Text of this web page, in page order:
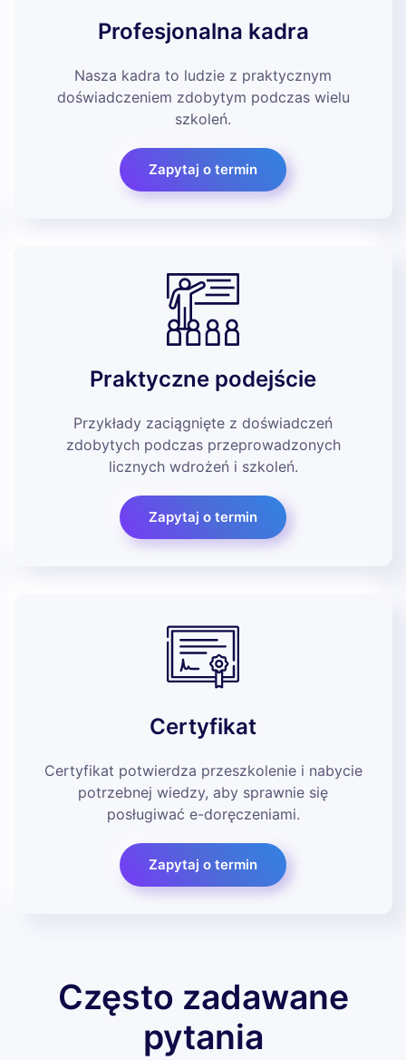
Profesjonalna kadra
Nasza kadra to ludzie z praktycznym
doświadczeniem zdobytym podczas wielu
szkoleń.
Zapytaj o termin
Praktyczne podejście
Przykłady zaciągnięte z doświadczeń
zdobytych podczas przeprowadzonych
licznych wdrożeń i szkoleń.
Zapytaj o termin
Certyfikat
Certyfikat potwierdza przeszkolenie i nabycie
potrzebnej wiedzy, aby sprawnie się
posługiwać e-doręczeniami.
Zapytaj o termin
Często zadawane
pytania